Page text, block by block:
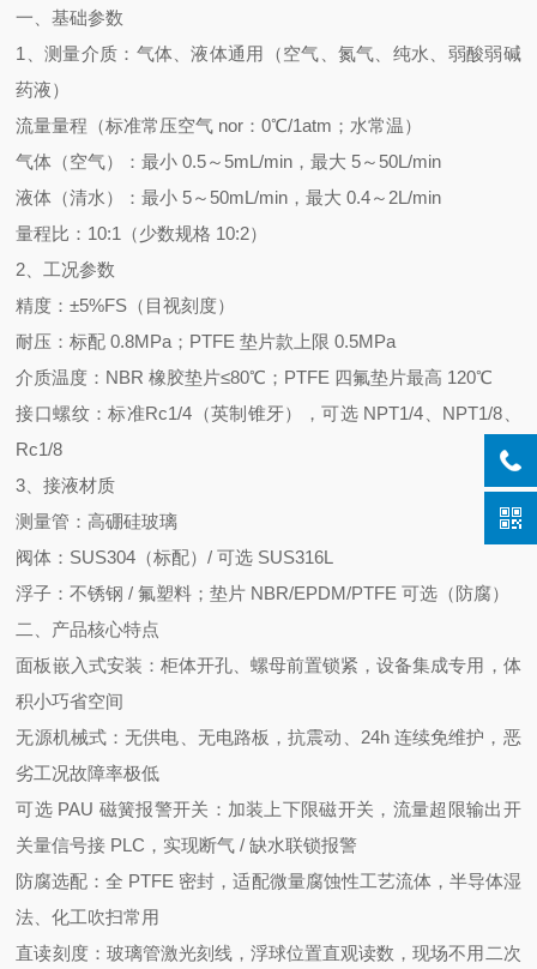
一、基础参数
1、测量介质：气体、液体通用（空气、氮气、纯水、弱酸弱碱
药液）
流量量程（标准常压空气 nor：0℃/1atm；水常温）
气体（空气）
：最小 0.5～5mL/min，最大 5～50L/min
液体（清水）
：最小 5～50mL/min，最大 0.4～2L/min
量程比： 10:1（少数规格 10:2）
2、工况参数
精度：±5%FS （目视刻度）
耐压：标配 0.8MPa；PTFE 垫片款上限 0.5MPa
介质温度：NBR 橡胶垫片≤80℃； PTFE 四氟垫片最高 120℃
接口螺纹：标准Rc1/4（英制锥牙）
，可选 NPT1/4、NPT1/8、
Rc1/8
3、接液材质
测量管：高硼硅玻璃
阀体：SUS304（标配）/ 可选 SUS316L
浮子：不锈钢 / 氟塑料；垫片 NBR/EPDM/PTFE 可选（防腐）
二、产品核心特点
面板嵌入式安装 ：柜体开孔、螺母前置锁紧，设备集成专用，体
积小巧省空间
无源机械式 ：无供电、无电路板，抗震动、24h 连续免维护，恶
劣工况故障率极低
可选 PAU 磁簧报警开关 ：加装上下限磁开关，流量超限输出开
关量信号接 PLC，实现断气 / 缺水联锁报警
防腐选配 ：全 PTFE 密封，适配微量腐蚀性工艺流体，半导体湿
法、化工吹扫常用
直读刻度：玻璃管激光刻线，浮球位置直观读数，现场不用二次